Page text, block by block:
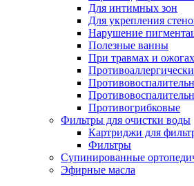
Для интимных зон
Для укрепления
Нарушение
Полезные ванны
При травмах и ожогах
Противогрибковые
Фильтры для очистки воды
Картриджи для
Фильтры
Супинированные
Эфирные масла